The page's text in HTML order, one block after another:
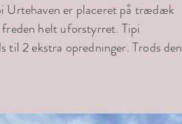
Urtehaven er placeret på trædæk
freden helt uforstyrret. Tipi
til 2 ekstra opredninger. Trods den